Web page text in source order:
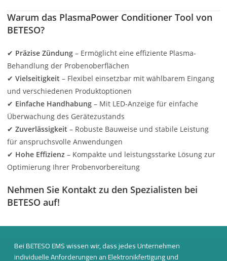
Warum das PlasmaPower Conditioner Tool von
BETESO?
✔ Präzise Zündung – Ermöglicht eine effiziente Plasma-
Behandlung der Probenoberflächen
✔ Vielseitigkeit – Flexibel einsetzbar mit wählbarem Eingang
und verschiedenen Produktoptionen
✔ Einfache Handhabung – Mit LED-Anzeige für einfache
Überwachung des Gerätezustands
✔ Zuverlässigkeit – Robuste Bauweise und stabile Leistung
für anspruchsvolle Anwendungen
✔ Hohe Effizienz – Kompakte und leistungsstarke Lösung zur
Optimierung Ihrer Probenvorbereitung
Nehmen Sie Kontakt zu den Spezialisten bei
BETESO auf!
Bei BETESO EMS wissen wir, dass jedes Unternehmen
individuelle Anforderungen an Elektronikfertigung und